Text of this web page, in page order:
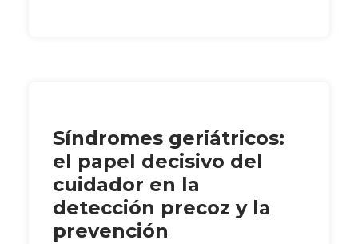
Síndromes geriátricos:
el papel decisivo del
cuidador en la
detección precoz y la
prevención